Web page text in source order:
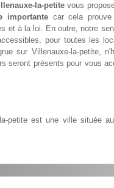
la-petite vous
importante car cela
et à la loi. En outre, notre
pour toutes les
sur Villenauxe-la-petite,
seront présents pour vous
petite est une ville située